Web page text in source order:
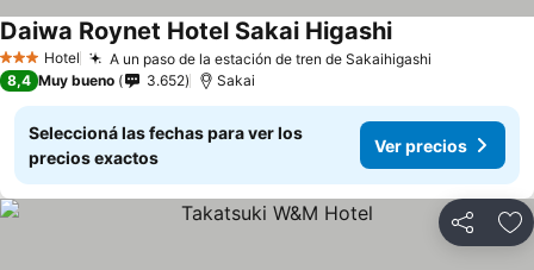
3 Estrellas
Hotel A un paso de la estación de tren de Sakaihigashi
Daiwa Roynet Hotel Sakai Higashi
8,4 Muy bueno 3.652 Sakai
Seleccioná las fechas para ver los
precios exactos
Ver precios
Compartir